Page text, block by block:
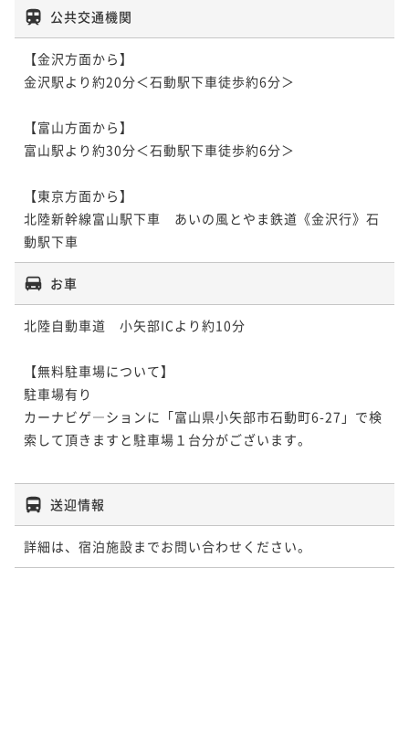
公共交通機関
【金沢方面から】
金沢駅より約20分＜石動駅下車徒歩約6分＞
【富山方面から】
富山駅より約30分＜石動駅下車徒歩約6分＞
【東京方面から】
北陸新幹線富山駅下車　あいの風とやま鉄道《金沢行》石
動駅下車
お車
北陸自動車道　小矢部ICより約10分
【無料駐車場について】
駐車場有り
カーナビゲ―ションに「富山県小矢部市石動町6-27」で検
索して頂きますと駐車場１台分がございます。
送迎情報
詳細は、宿泊施設までお問い合わせください。